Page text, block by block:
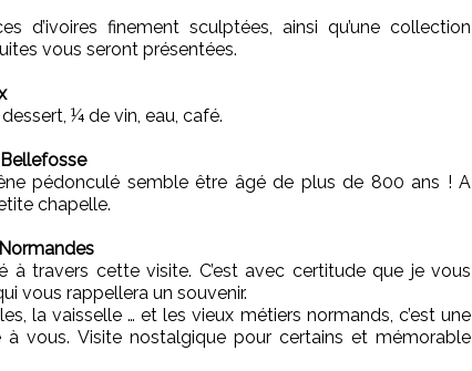
d’ivoires finement sculptées, ainsi qu’une collection
vous seront présentées.
¼ de vin, eau, café.
pédonculé semble être âgé de plus de 800 ans ! A
chapelle.
à travers cette visite. C’est avec certitude que je vous
vous rappellera un souvenir.
la vaisselle … et les vieux métiers normands, c’est une
à vous. Visite nostalgique pour certains et mémorable